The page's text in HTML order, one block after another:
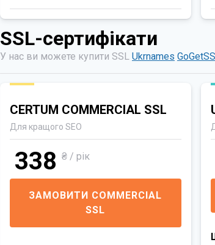
SSL-сертифікати
У нас ви можете купити SSL Ukrnames
CERTUM COMMERCIAL SSL
Для кращого SEO
338 ₴ / рік
ЗАМОВИТИ COMMERCIAL
SSL